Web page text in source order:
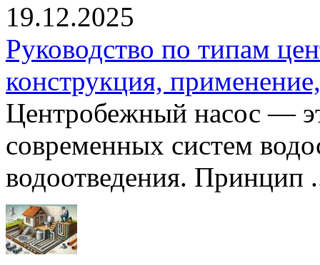
19.12.2025
Руководство по типам
конструкция,
Центробежный насос —
современных систем
водоотведения. Принцип